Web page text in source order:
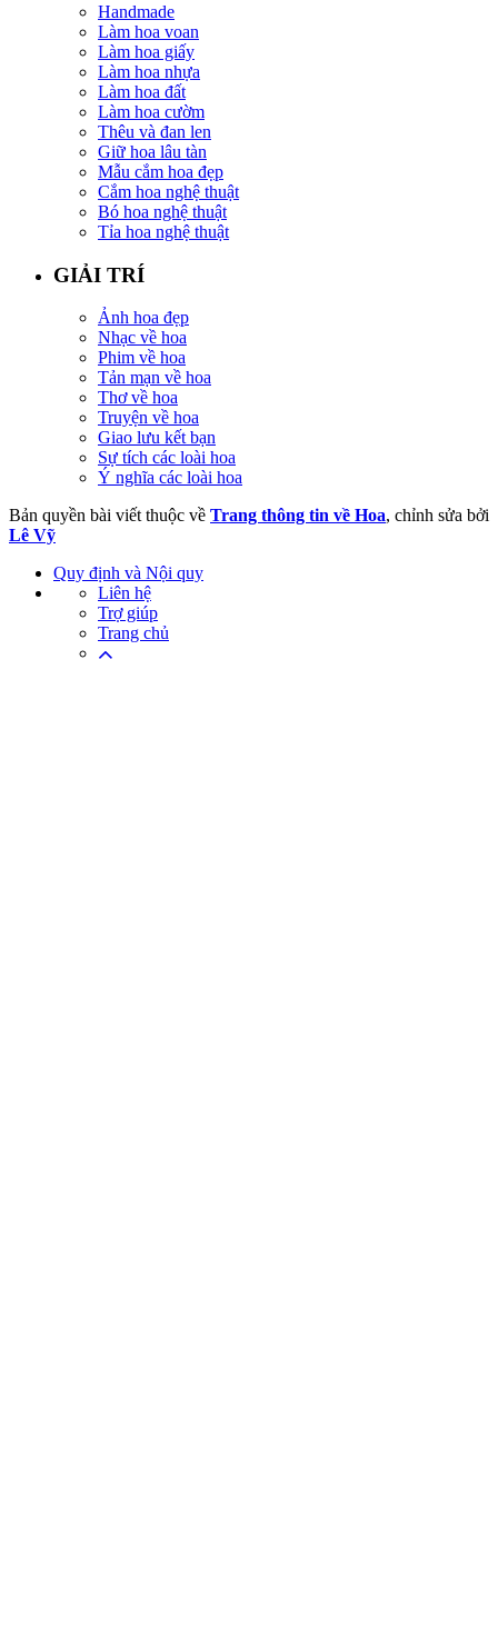
Handmade
Làm hoa voan
Làm hoa giấy
Làm hoa nhựa
Làm hoa đất
Làm hoa cườm
Thêu và đan len
Giữ hoa lâu tàn
Mẫu cắm hoa đẹp
Cắm hoa nghệ thuật
Bó hoa nghệ thuật
Tỉa hoa nghệ thuật
GIẢI TRÍ
Ảnh hoa đẹp
Nhạc về hoa
Phim về hoa
Tản mạn về hoa
Thơ về hoa
Truyện về hoa
Giao lưu kết bạn
Sự tích các loài hoa
Ý nghĩa các loài hoa
Bản quyền bài viết thuộc về Trang thông tin về Hoa, chỉnh sửa bởi
Lê Vỹ
Quy định và Nội quy
Liên hệ
Trợ giúp
Trang chủ